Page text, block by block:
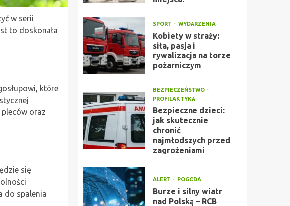
w serii
to doskonała
które
pleców oraz
się
do spalenia
SPORT WYDARZENIA
Kobiety w straży:
siła, pasja i
rywalizacja na torze
pożarniczym
BEZPIECZEŃSTWO
PROFILAKTYKA
Bezpieczne dzieci:
jak skutecznie
chronić
najmłodszych przed
zagrożeniami
ALERT POGODA
Burze i silny wiatr
nad Polską – RCB